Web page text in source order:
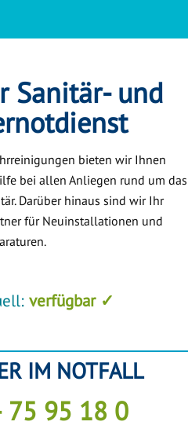
Sanitär- und
bieten wir Ihnen
bei allen Anliegen rund um das
Darüber hinaus sind wir Ihr
für Neuinstallationen und
verfügbar ✓
IM NOTFALL
95 18 0